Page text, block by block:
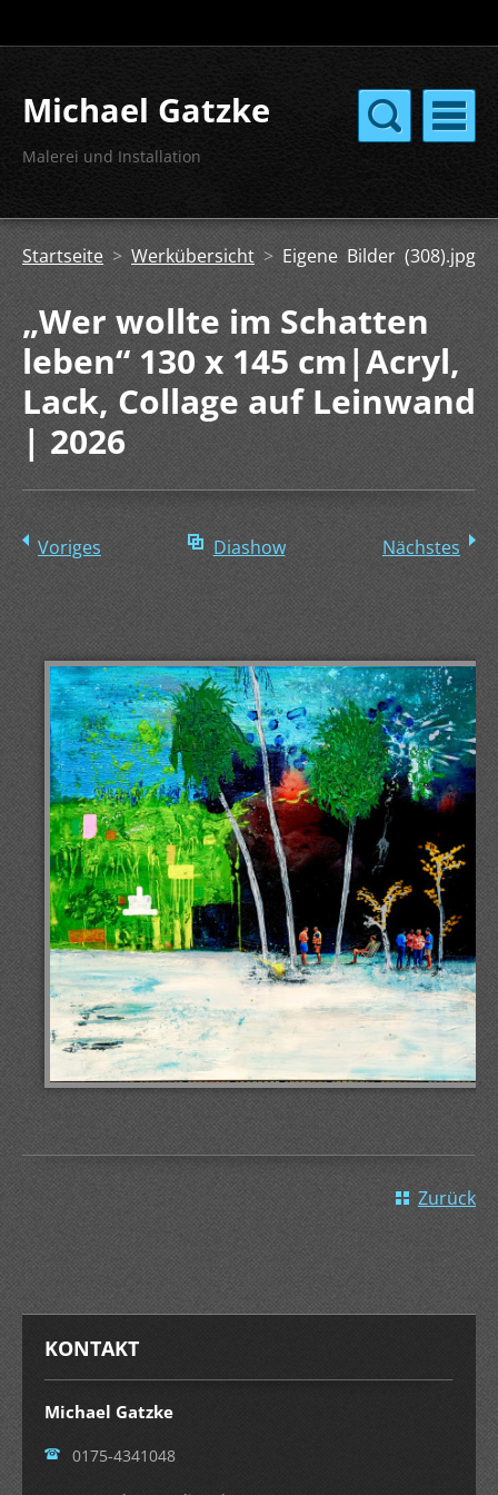
Michael Gatzke
Malerei und Installation
Startseite > Werkübersicht > Eigene Bilder (308).jpg
„Wer wollte im Schatten
leben“ 130 x 145 cm|Acryl,
Lack, Collage auf Leinwand
| 2026
Voriges Diashow Nächstes
Zurück
KONTAKT
Michael Gatzke
0175-4341048